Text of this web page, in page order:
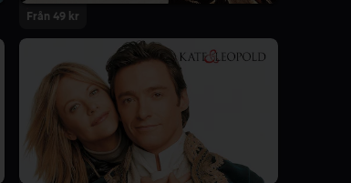
Från 49 kr